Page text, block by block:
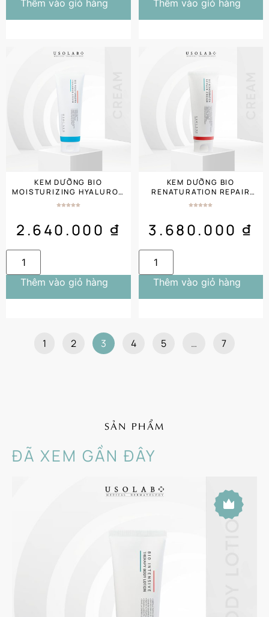
Thêm vào giỏ hàng Thêm vào giỏ hàng
KEM DƯỠNG BIO
MOISTURIZING HYALURON
CREAM 250ML SALON
2.640.000 ₫
Thêm vào giỏ hàng
KEM DƯỠNG BIO
RENATURATION REPAIR
CREAM 250ML SALON
3.680.000 ₫
Thêm vào giỏ hàng
1 2 3 4 5 … 7
SẢN PHẨM
ĐÃ XEM GẦN ĐÂY